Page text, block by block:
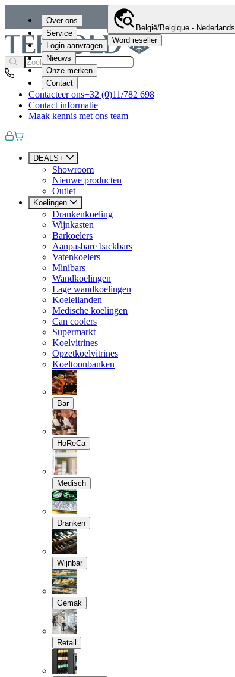
Over ons
Service
Login aanvragen
Nieuws
Onze merken
Contact
België/Belgique - Nederlands
Word reseller
Contacteer ons+32 (0)11/782 698
Contact informatie
Maak kennis met ons team
DEALS+
Showroom
Nieuwe producten
Outlet
Koelingen
Drankenkoeling
Wijnkasten
Barkoelers
Aanpasbare backbars
Vatenkoelers
Minibars
Wandkoelingen
Lage wandkoelingen
Koeleilanden
Medische koelingen
Can coolers
Supermarkt
Koelvitrines
Opzetkoelvitrines
Koeltoonbanken
Bar
HoReCa
Medisch
Dranken
Wijnbar
Gemak
Retail